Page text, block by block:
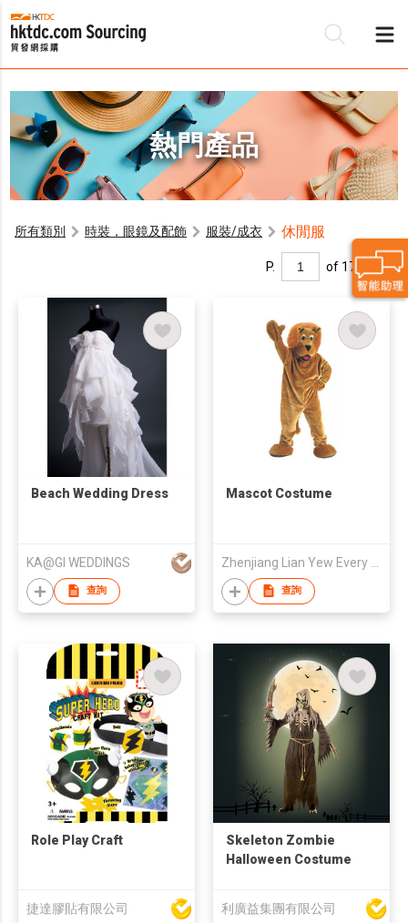
熱門產品
所有類別 時裝，眼鏡及配飾 服裝/成衣 休閒服
P. of 17
Beach Wedding Dress
KA@GI WEDDINGS
查詢
Mascot Costume
查詢
Role Play Craft
捷達膠貼有限公司
Skeleton Zombie
Halloween Costume
利廣益集團有限公司